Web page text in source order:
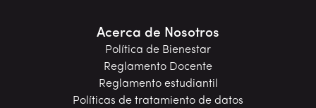
Acerca de Nosotros
Política de Bienestar
Reglamento Docente
Reglamento estudiantil
Políticas de tratamiento de datos